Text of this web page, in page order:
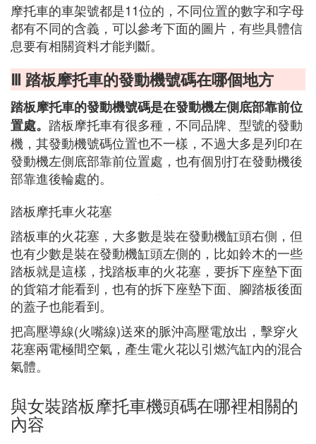
摩托車的車架號都是11位的，不同位置的數字和字母
都有不同的含義，可以參考下面的圖片，有些具體信
息要有相關資料才能判斷。
Ⅲ 踏板摩托車的發動機號碼在哪個地方
踏板摩托車的發動機號碼是在發動機左側底部靠前位
置處。 踏板摩托車有很多種，不同品牌、型號的發動
機，其發動機號碼位置也不一樣，不過大多是列印在
發動機左側底部靠前位置處，也有個別打在發動機後
部靠進後輪處的。
踏板摩托車火花塞
踏板車的火花塞，大多數是裝在發動機缸頭右側，但
也有少數是裝在發動機缸頭左側的，比如鈴木的一些
踏板就是這樣，找踏板車的火花塞，要拆下座墊下面
的貨箱才能看到，也有的拆下座墊下面、腳踏板後面
的蓋子也能看到。
把高壓導線(火嘴線)送來的脈沖高壓電放出，擊穿火
花塞兩電極間空氣，產生電火花以引燃汽缸內的混合
氣體。
與女裝踏板摩托車機頭碼在哪裡相關的
內容